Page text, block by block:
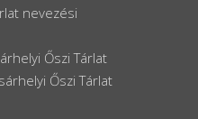
nevezési
Őszi Tárlat
Őszi Tárlat